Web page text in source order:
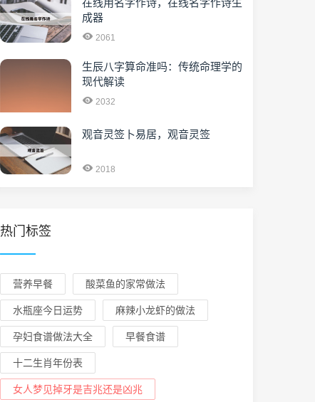
在线用名字作诗，在线名字作诗生
成器
2061
生辰八字算命准吗：传统命理学的
现代解读
2032
观音灵签卜易居，观音灵签
2018
热门标签
营养早餐 酸菜鱼的家常做法
水瓶座今日运势 麻辣小龙虾的做法
孕妇食谱做法大全 早餐食谱
十二生肖年份表
女人梦见掉牙是吉兆还是凶兆